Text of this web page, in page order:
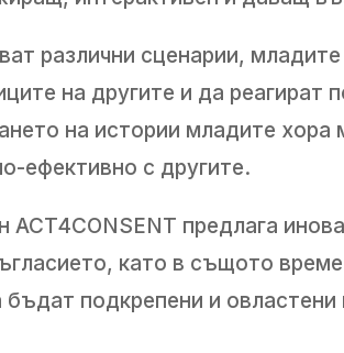
различни сценарии,
на другите и да
на истории младите хора
ефективно с другите.
ACT4CONSENT предлага
като в същото
бъдат подкрепени и